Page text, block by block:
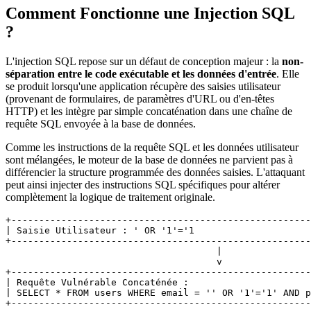
Comment Fonctionne une Injection SQL
?
L'injection SQL repose sur un défaut de conception majeur : la non-
séparation entre le code exécutable et les données d'entrée. Elle
se produit lorsqu'une application récupère des saisies utilisateur
(provenant de formulaires, de paramètres d'URL ou d'en-têtes
HTTP) et les intègre par simple concaténation dans une chaîne de
requête SQL envoyée à la base de données.
Comme les instructions de la requête SQL et les données utilisateur
sont mélangées, le moteur de la base de données ne parvient pas à
différencier la structure programmée des données saisies. L'attaquant
peut ainsi injecter des instructions SQL spécifiques pour altérer
complètement la logique de traitement originale.
| Saisie Utilisateur : ' OR '1'='1
                                      v
| Requête Vulnérable Concaténée :
| SELECT * FROM users WHERE email = '' OR '1'='1'